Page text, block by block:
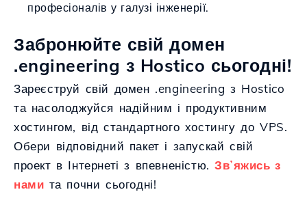
професіоналів у галузі інженерії.
Забронюйте свій домен
.engineering з Hostico сьогодні!
Зареєструй свій домен .engineering з Hostico
та насолоджуйся надійним і продуктивним
хостингом, від стандартного хостингу до VPS.
Обери відповідний пакет і запускай свій
проект в Інтернеті з впевненістю.Звʼяжись з
нами та почни сьогодні!